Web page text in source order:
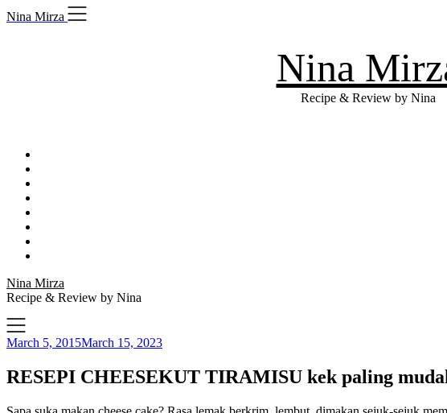
Skip
to
Nina Mirza
Nina
Recipe & Review by Nina
Nina Mirza
Recipe & Review by Nina
March 5, 2015March 15, 2023
RESEPI CHEESEKUT TIRAMISU kek paling